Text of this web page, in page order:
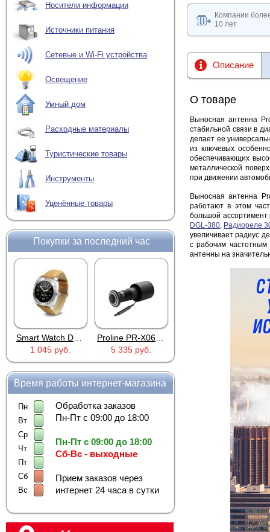
Носители информации
Источники питания
Сетевые и Wi-Fi устройства
Освещение
Умный дом
Расходные материалы
Туристические товары
Инструменты
Уценённые товары
Покупки за последний час
1 045 руб.
5 335 руб.
Время работы интернет-магазина
Пн
Вт
Ср
Чт
Пт
Сб
Вс
Обработка заказов
Пн-Пт с 09:00 до 18:00
Пн-Пт с 09:00 до 18:00
Сб-Вс - выходные
Прием заказов через
интернет 24 часа в сутки
Компании
10 лет
Описание
О товаре
Выносная антенна
стабильной связи в
делает ее
из ключевых
обеспечивающих
металлической
при движении
Выносная антенна
работают в этом
большой
DGL-380, Радиореле
увеличивает радиус
с рабочим частотным
антенны на